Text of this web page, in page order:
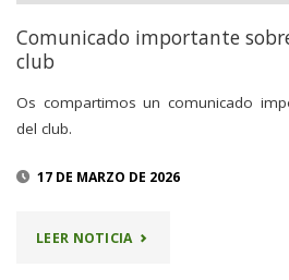
Comunicado importante
club
Os compartimos un comunicado
del club.
17 DE MARZO DE 2026
LEER NOTICIA"COMUNICADO